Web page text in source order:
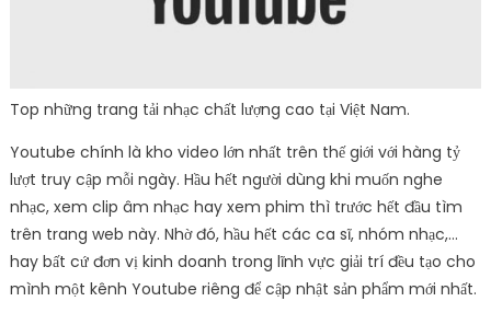
Top những trang tải nhạc chất lượng cao tại Việt Nam.
Youtube chính là kho video lớn nhất trên thế giới với hàng tỷ
lượt truy cập mỗi ngày. Hầu hết người dùng khi muốn nghe
nhạc, xem clip âm nhạc hay xem phim thì trước hết đầu tìm
trên trang web này. Nhờ đó, hầu hết các ca sĩ, nhóm nhạc,…
hay bất cứ đơn vị kinh doanh trong lĩnh vực giải trí đều tạo cho
mình một kênh Youtube riêng để cập nhật sản phẩm mới nhất.